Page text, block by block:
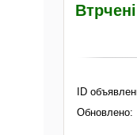
ID
Обновлено: